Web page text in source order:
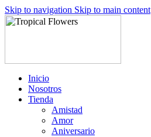
Skip to navigation Skip to main content
Inicio
Nosotros
Tienda
Amistad
Amor
Aniversario